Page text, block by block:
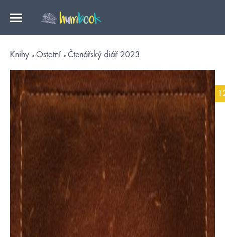
Knihy Ostatní Čtenářský diář 2023